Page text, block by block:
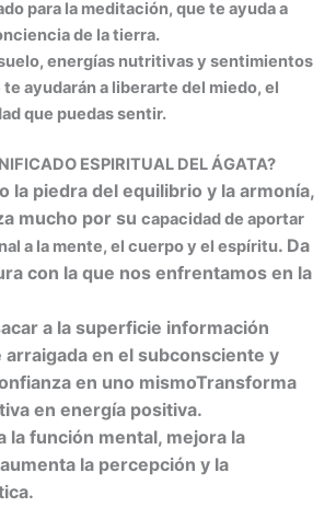
para la meditación, que te ayuda a
de la tierra.
energías nutritivas y sentimientos
ayudarán a liberarte del miedo, el
que puedas sentir.
ESPIRITUAL DEL ÁGATA?
la piedra del equilibrio y la armonía,
mucho por su capacidad de aportar
a la mente, el cuerpo y el espíritu. Da
con la que nos enfrentamos en la
a la superficie información
en el subconsciente y
en uno mismoTransforma
en energía positiva.
la función mental, mejora la
la percepción y la